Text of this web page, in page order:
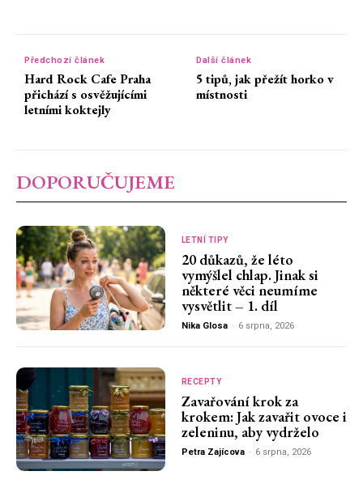
Předchozí článek
Hard Rock Cafe Praha
přichází s osvěžujícími
letními koktejly
Další článek
5 tipů, jak přežít horko v
místnosti
DOPORUČUJEME
LETNÍ TIPY
20 důkazů, že léto
vymýšlel chlap. Jinak si
některé věci neumíme
vysvětlit – 1. díl
Nika Glosa - 6 srpna, 2026
RECEPTY
Zavařování krok za
krokem: Jak zavařit ovoce i
zeleninu, aby vydrželo
Petra Zajícova - 6 srpna, 2026